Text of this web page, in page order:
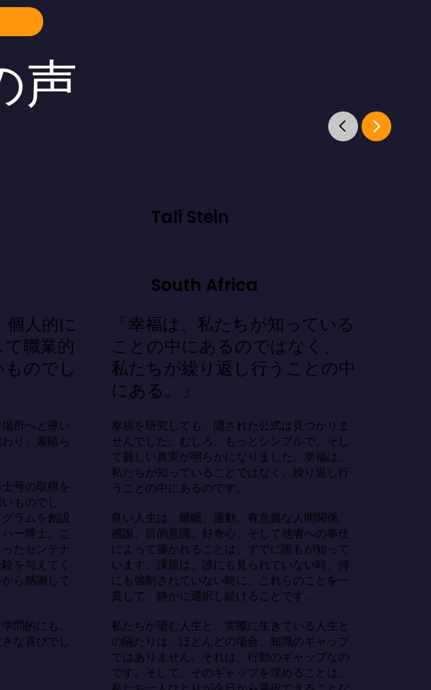
声
個人的に
職業的
のでし
所へと導い
り、素晴ら
号の取得を
ものでし
ラムを創設
ー博士、こ
たセンテナ
を与えてく
ら感謝して
問的にも、
な喜びでし
Tali Stein
South Africa
「幸福は、私たちが知っている
ことの中にあるのではなく、
私たちが繰り返し行うことの中
にある。」
幸福を研究しても、隠された公式は見つかりま
せんでした。むしろ、もっとシンプルで、そし
て難しい真実が明らかになりました。幸福は、
私たちが知っていることではなく、繰り返し行
うことの中にあるのです。
良い人生は、睡眠、運動、有意義な人間関係、
感謝、目的意識、好奇心、そして他者への奉仕
によって築かれることは、すでに誰もが知って
います。課題は、誰にも見られていない時、何
にも強制されていない時に、これらのことを一
貫して、静かに選択し続けることです。
私たちが望む人生と、実際に生きている人生と
の隔たりは、ほとんどの場合、知識のギャップ
ではありません。それは、行動のギャップなの
です。そして、そのギャップを埋めることは、